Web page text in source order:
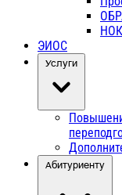
ЭИОС
Услуги
Абитуриенту